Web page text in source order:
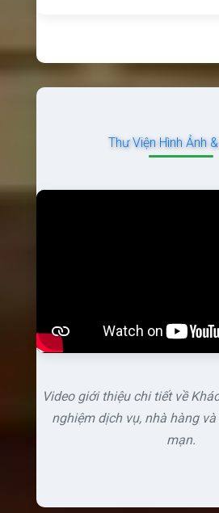
Thư Viện Hình Ảnh
Video giới thiệu chi tiết về
nghiệm dịch vụ, nhà hàng
mạn.